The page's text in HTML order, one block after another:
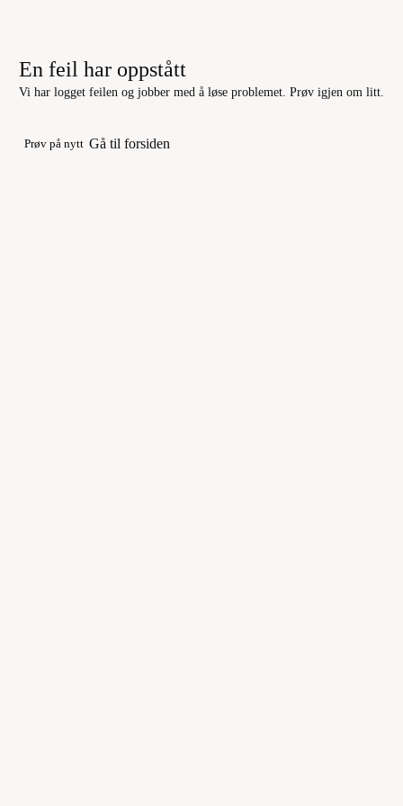
En feil har oppstått
Vi har logget feilen og jobber med å løse problemet. Prøv igjen om litt.
Prøv på nytt Gå til forsiden